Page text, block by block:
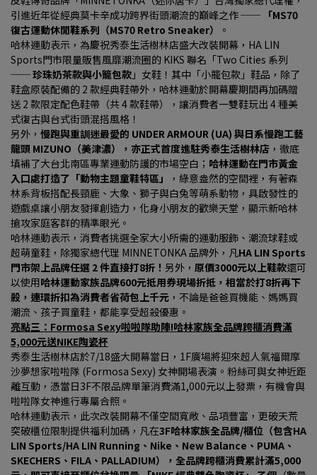
引進近年從經典莫卡辛成功跨界街頭潮流的巔峰之作 ── 「MS70
復古運動休閒鞋系列（MS70 Retro Sneaker）
。
哈林運動表示，為慶祝秀泰生活樹林店盛大改裝開幕，HA LIN
Sports門市限量販售風靡潮流圈的 KIKS 聯名「Two Cities 系列
── 珍珠奶茶款與小籠包款 」女鞋！其中「小籠包款」鞋品，除了
鞋盒原裝配備的 2 款經典鞋帶外，哈林運動於開幕慶期間再加碼贈
送 2 款限定配色鞋帶（共 4 款鞋帶），讓消費者一雙鞋玩出 4 種美
式復古與台式街頭混搭風格！
另外， 慢跑與重訓迷最愛的 UNDER ARMOUR (UA) 與日系慢跑工藝
龍頭 MIZUNO（美津濃），亦正式首度進駐秀泰生活樹林店 ，徹底
填補了大台北南區專業運動防護的市場空白； 哈林運動在門市黃金
入口處打造了「動物主題童鞋特區」
，綠意盎然的空間裡，有著森
林系背板搭配長頸鹿、大象、獅子與白兔等萌系動物，具啟發性的
遊戲桌讓小朋友發揮創造力，化身小朋友的歡樂天堂，顯示新哈林
搶攻家庭客群的精準眼光。
哈林運動表示，消費者挑選全家大小所需的運動服飾、潮流球鞋或
超萌童鞋，除獨家總代理 MINNETONKA 品牌外，凡HA LIN Sports
門市架上品牌任選 2 件直接打8折！ 另外， 原價3000元以上鞋款還可
以使用哈林運動家族品牌600元抵用券現場折抵，相當於打8折再下
殺，連環折扣為消費者省荷包上千元 ，不論是爸爸買機能、媽媽買
潮流、孩子買童鞋，都能享受超殺優惠。
亮點三：Formosa Sexy啦啦隊助陣!哈林家族全品牌跨櫃消費滿
5,000元送NIKE陶瓷杯
秀泰生活樹林店於7/18盛大開幕當日，1F廣場將迎來超人氣福爾摩
沙夢想家啦啦隊 (Formosa Sexy) 女神開場表演。粉絲可與女神近距
離互動，憑當日3F不限品牌單筆消費滿1,000元以上發票，有機會與
啦啦隊女神進行專屬合照。
哈林運動表示，此次改裝開幕不僅空間寬敞、品項豐富，更破天荒
突破櫃位限制提供福利加碼，凡在3F哈林家族全品牌/櫃位（包含HA
LIN Sports/HA LIN Running、Nike、New Balance、PUMA、
SKECHERS、FILA、PALLADIUM），全品牌跨櫃消費累計滿5,000